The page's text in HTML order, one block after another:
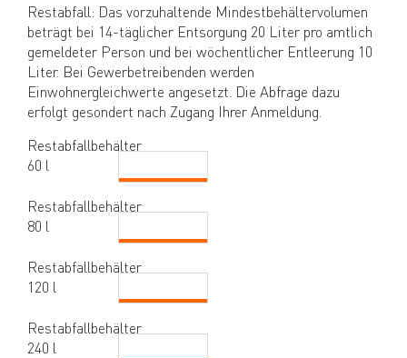
Restabfall: Das vorzuhaltende Mindestbehältervolumen
beträgt bei 14-täglicher Entsorgung 20 Liter pro amtlich
gemeldeter Person und bei wöchentlicher Entleerung 10
Liter. Bei Gewerbetreibenden werden
Einwohnergleichwerte angesetzt. Die Abfrage dazu
erfolgt gesondert nach Zugang Ihrer Anmeldung.
Restabfallbehälter
60 l
Restabfallbehälter
80 l
Restabfallbehälter
120 l
Restabfallbehälter
240 l